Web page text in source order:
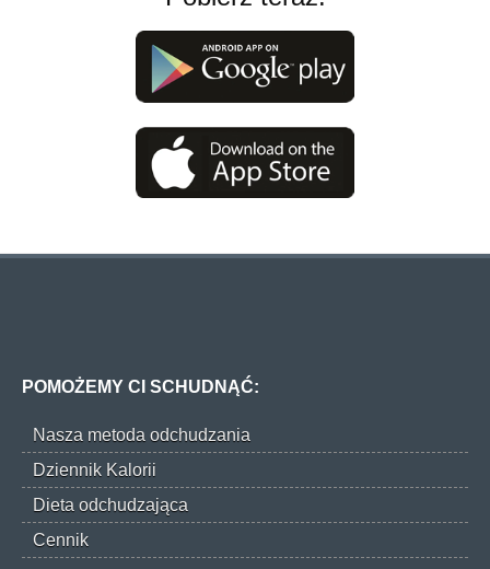
POMOŻEMY CI SCHUDNĄĆ:
Nasza metoda odchudzania
Dziennik Kalorii
Dieta odchudzająca
Cennik